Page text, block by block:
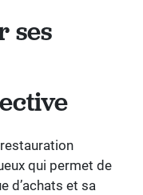
ses
qui permet de
d’achats et sa